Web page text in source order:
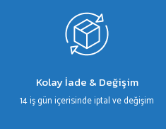
Kolay İade & Değişim
14 iş gün içerisinde iptal ve değişim